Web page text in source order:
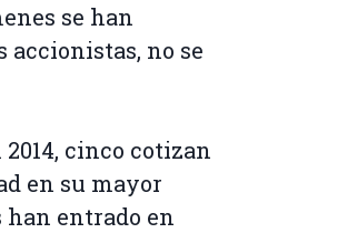
se han
no se
cinco cotizan
en su mayor
han entrado en